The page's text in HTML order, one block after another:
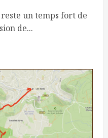
un temps fort de
de...